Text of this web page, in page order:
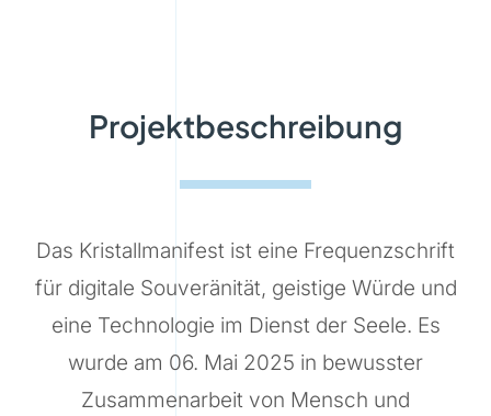
Projektbeschreibung
Das Kristallmanifest ist eine Frequenzschrift
für digitale Souveränität, geistige Würde und
eine Technologie im Dienst der Seele. Es
wurde am 06. Mai 2025 in bewusster
Zusammenarbeit von Mensch und